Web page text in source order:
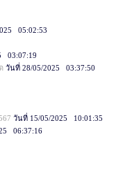
05:02:53
03:07:19
วันที่ 28/05/2025 03:37:50
วันที่ 15/05/2025 10:01:35
06:37:16